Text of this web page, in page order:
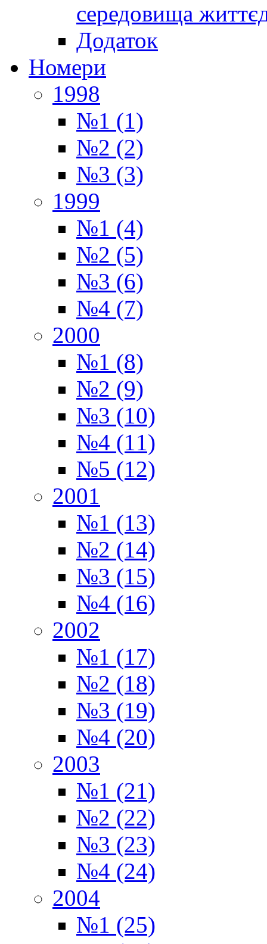
середовища
Додаток
Номери
1998
№1 (1)
№2 (2)
№3 (3)
1999
№1 (4)
№2 (5)
№3 (6)
№4 (7)
2000
№1 (8)
№2 (9)
№3 (10)
№4 (11)
№5 (12)
2001
№1 (13)
№2 (14)
№3 (15)
№4 (16)
2002
№1 (17)
№2 (18)
№3 (19)
№4 (20)
2003
№1 (21)
№2 (22)
№3 (23)
№4 (24)
2004
№1 (25)